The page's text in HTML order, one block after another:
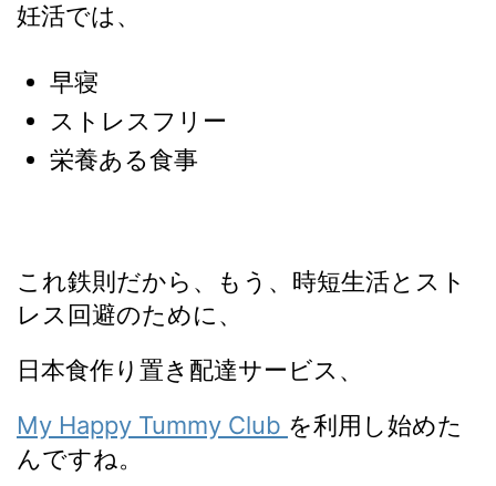
妊活では、
早寝
ストレスフリー
栄養ある食事
これ鉄則だから、もう、時短生活とスト
レス回避のために、
日本食作り置き配達サービス、
My Happy Tummy Club を利用し始めた
んですね。